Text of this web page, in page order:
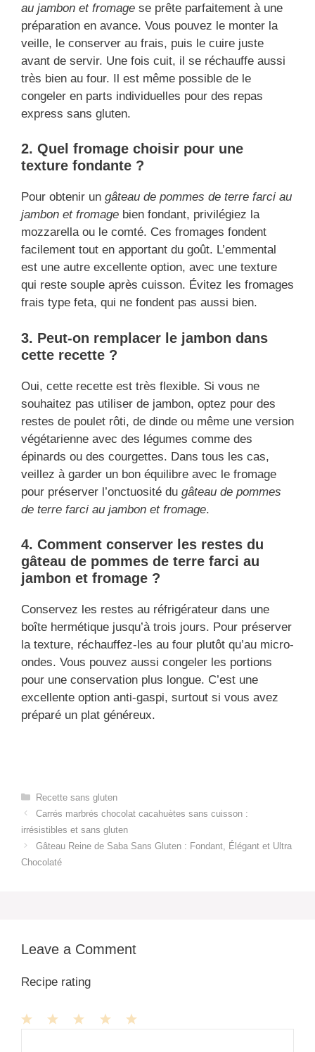
au jambon et fromage se prête parfaitement à une
préparation en avance. Vous pouvez le monter la
veille, le conserver au frais, puis le cuire juste
avant de servir. Une fois cuit, il se réchauffe aussi
très bien au four. Il est même possible de le
congeler en parts individuelles pour des repas
express sans gluten.
2. Quel fromage choisir pour une
texture fondante ?
Pour obtenir un gâteau de pommes de terre farci au
jambon et fromage bien fondant, privilégiez la
mozzarella ou le comté. Ces fromages fondent
facilement tout en apportant du goût. L’emmental
est une autre excellente option, avec une texture
qui reste souple après cuisson. Évitez les fromages
frais type feta, qui ne fondent pas aussi bien.
3. Peut-on remplacer le jambon dans
cette recette ?
Oui, cette recette est très flexible. Si vous ne
souhaitez pas utiliser de jambon, optez pour des
restes de poulet rôti, de dinde ou même une version
végétarienne avec des légumes comme des
épinards ou des courgettes. Dans tous les cas,
veillez à garder un bon équilibre avec le fromage
pour préserver l’onctuosité du gâteau de pommes
de terre farci au jambon et fromage.
4. Comment conserver les restes du
gâteau de pommes de terre farci au
jambon et fromage ?
Conservez les restes au réfrigérateur dans une
boîte hermétique jusqu’à trois jours. Pour préserver
la texture, réchauffez-les au four plutôt qu’au micro-
ondes. Vous pouvez aussi congeler les portions
pour une conservation plus longue. C’est une
excellente option anti-gaspi, surtout si vous avez
préparé un plat généreux.
Categories
Recette sans gluten
Carrés marbrés chocolat cacahuètes sans cuisson :
irrésistibles et sans gluten
Gâteau Reine de Saba Sans Gluten : Fondant, Élégant et Ultra
Chocolaté
Leave a Comment
Recipe rating